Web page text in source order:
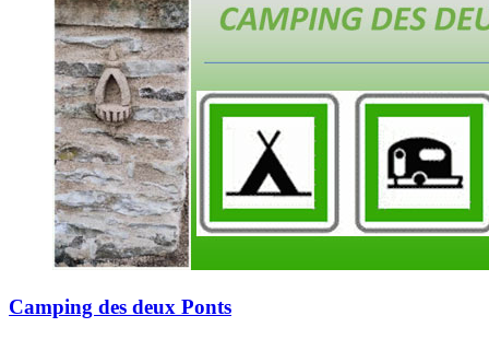
Camping des deux Ponts